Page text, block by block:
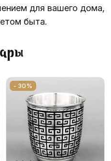
для вашего дома,
быта.
- 30%